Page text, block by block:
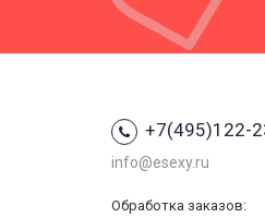
+7(495)122-
info@esexy.ru
Обработка заказов: